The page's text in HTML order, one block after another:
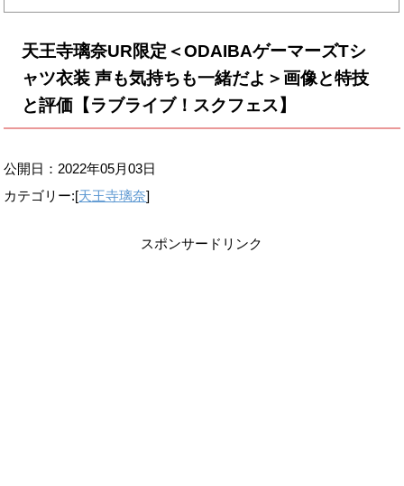
天王寺璃奈UR限定＜ODAIBAゲーマーズTシ
ャツ衣装 声も気持ちも一緒だよ＞画像と特技
と評価【ラブライブ！スクフェス】
公開日： 2022年05月03日
カテゴリー:[天王寺璃奈]
スポンサードリンク